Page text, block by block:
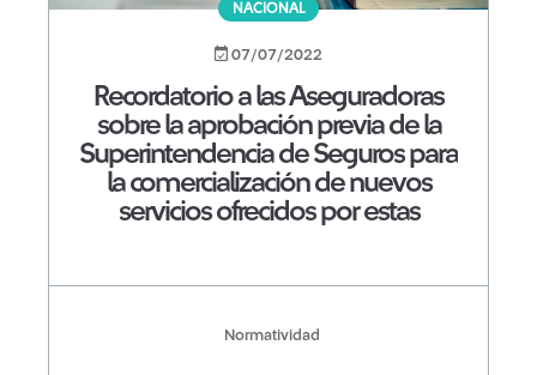
NACIONAL
07/07/2022
Recordatorio a las Aseguradoras
sobre la aprobación previa de la
Superintendencia de Seguros para
la comercialización de nuevos
servicios ofrecidos por estas
Normatividad